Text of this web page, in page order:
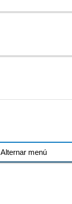
Alternar menú